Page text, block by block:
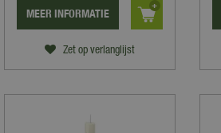
Zet op verlanglijst
MEER INFORMATIE